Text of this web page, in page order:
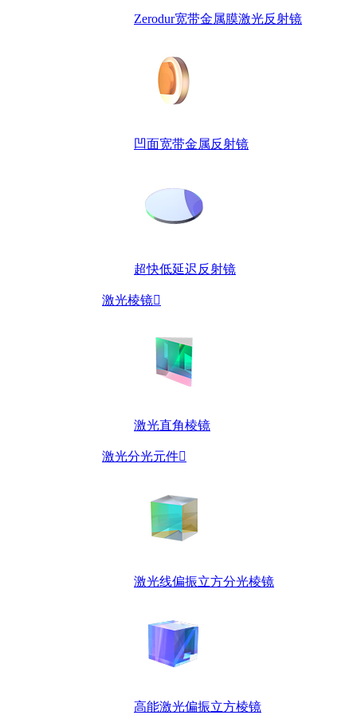
Zerodur宽带金属膜激光反射镜
凹面宽带金属反射镜
超快低延迟反射镜
激光棱镜
激光直角棱镜
激光分光元件
激光线偏振立方分光棱镜
高能激光偏振立方棱镜